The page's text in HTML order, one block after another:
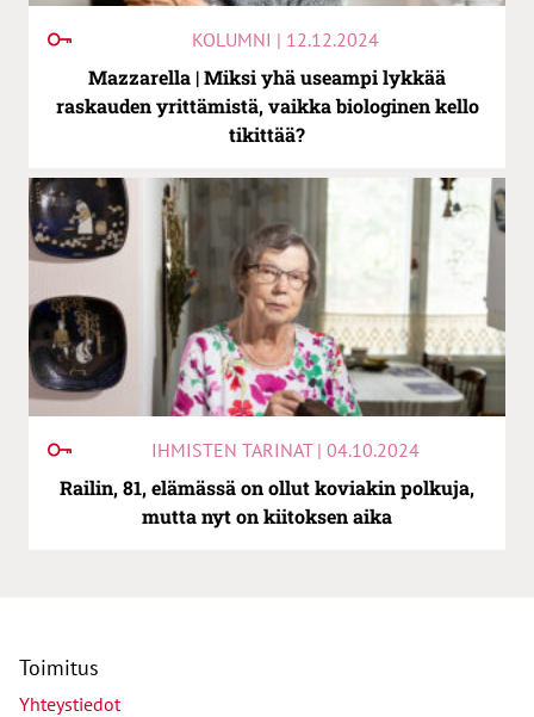
KOLUMNI | 12.12.2024
Mazzarella | Miksi yhä useampi lykkää
raskauden yrittämistä, vaikka biologinen kello
tikittää?
IHMISTEN TARINAT | 04.10.2024
Railin, 81, elämässä on ollut koviakin polkuja,
mutta nyt on kiitoksen aika
Toimitus
Yhteystiedot